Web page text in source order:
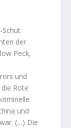
der
Peck,
und
Rote
und
(…) Die